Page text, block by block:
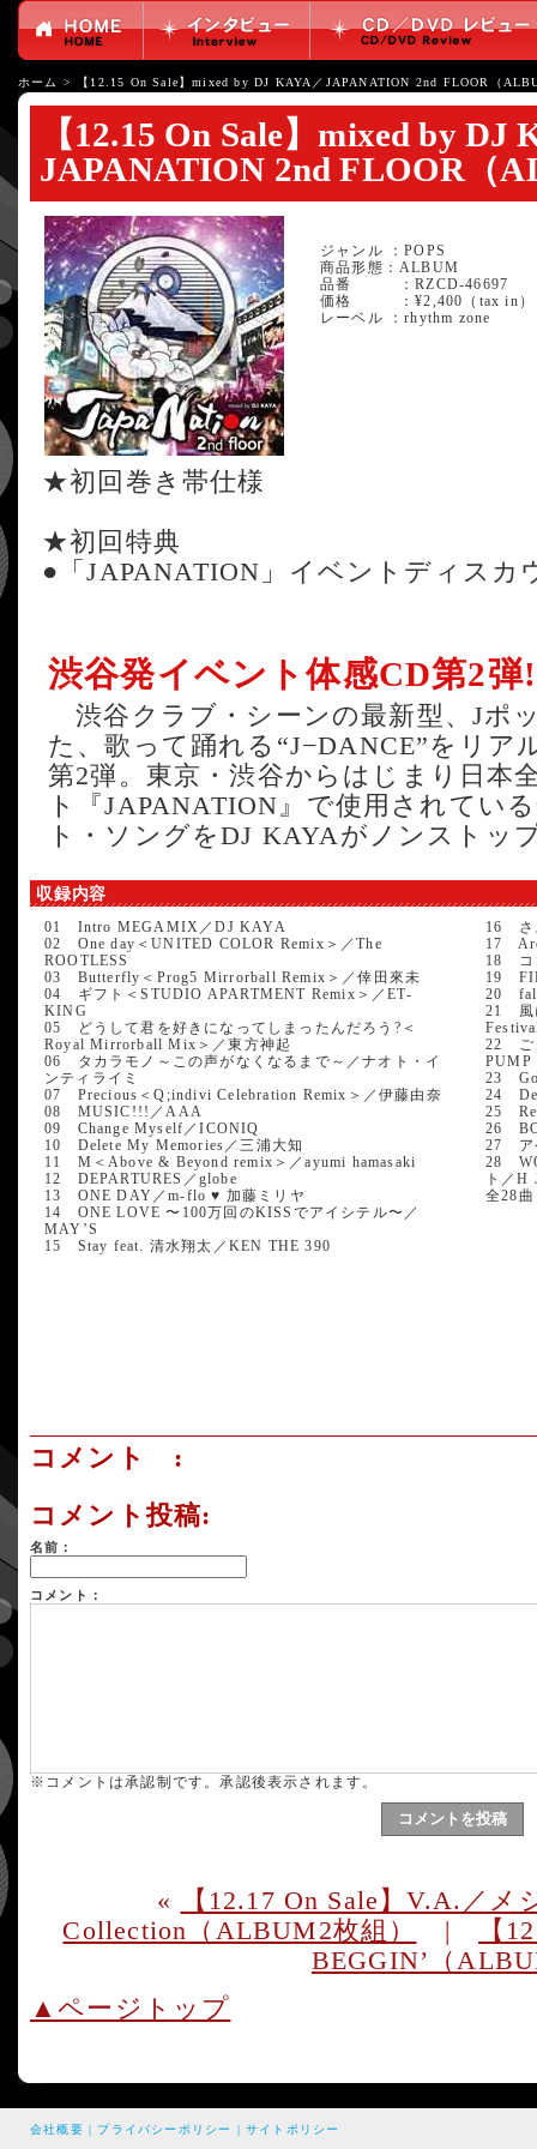
ホーム > 【12.15 On Sale】mixed by DJ KAYA／JAPANATION 2nd FLOOR（
【12.15 On Sale】mixed by DJ
JAPANATION 2nd FLOOR（
ジャンル ：POPS
商品形態：ALBUM
品番 ：RZCD-46697
価格 ：¥2,400（tax in）
レーベル ：rhythm zone
★初回巻き帯仕様
★初回特典
●「JAPANATION」イベントディスカ
渋谷発イベント体感CD第2弾!
渋谷クラブ・シーンの最新型、Jポ
た、歌って踊れる“J−DANCE”をリア
第2弾。東京・渋谷からはじまり日本
ト『JAPANATION』で使用されてい
ト・ソングをDJ KAYAがノンストッ
収録内容
01 Intro MEGAMIX／DJ KAYA
02 One day＜UNITED COLOR Remix＞／The
ROOTLESS
03 Butterfly＜Prog5 Mirrorball Remix＞／倖田來未
04 ギフト＜STUDIO APARTMENT Remix＞／ET-
KING
05 どうして君を好きになってしまったんだろう?＜
Royal Mirrorball Mix＞／東方神起
06 タカラモノ～この声がなくなるまで～／ナオト・イ
ンティライミ
07 Precious＜Q;indivi Celebration Remix＞／伊藤由奈
08 MUSIC!!!／AAA
09 Change Myself／ICONIQ
10 Delete My Memories／三浦大知
11 M＜Above & Beyond remix＞／ayumi hamasaki
12 DEPARTURES／globe
13 ONE DAY／m-flo ♥ 加藤ミリヤ
14 ONE LOVE 〜100万回のKISSでアイシテル〜／
MAY’S
15 Stay feat. 清水翔太／KEN THE 390
16 さ
17
18 コ
19
20
21 風
22 ご
PUMP
23
24
25
26
27 ア
28
ト／H
全28曲
コメント :
コメント投稿:
名前：
コメント：
※コメントは承認制です。承認後表示されます。
«
【12.17 On Sale】V.A.／メ
Collection（ALBUM2枚組）
|
【
BEGGIN’（
▲ページトップ
会社概要 | プライバシーポリシー |サイトポリシー